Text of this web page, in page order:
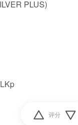
PLUS)
评分